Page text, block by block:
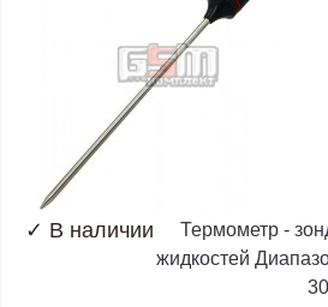
✓ В наличии
Термометр -
жидкостей